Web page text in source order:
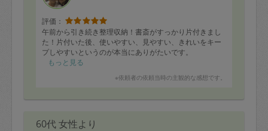
評価：
午前から引き続き整理収納！書斎がすっかり片付きまし
た！片付いた後、使いやすい、見やすい、きれいをキー
プしやすいというのが本当にありがたいです。
もっと見る
※依頼者の依頼当時の主観的な感想です。
60代 女性より